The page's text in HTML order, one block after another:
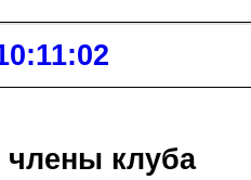
члены клуба